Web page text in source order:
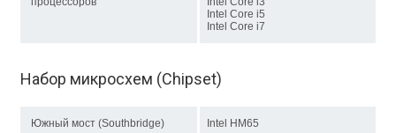
Intel Core i5
Intel Core i7
Набор микросхем (Chipset)
Южный мост (Southbridge) Intel HM65